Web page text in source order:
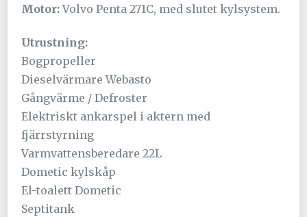
Motor:Volvo Penta 271C, med slutet kylsystem.
Utrustning:
Bogpropeller
Dieselvärmare Webasto
Gångvärme / Defroster
Elektriskt ankarspel i aktern med
fjärrstyrning
Varmvattensberedare 22L
Dometic kylskåp
El-toalett Dometic
Septitank